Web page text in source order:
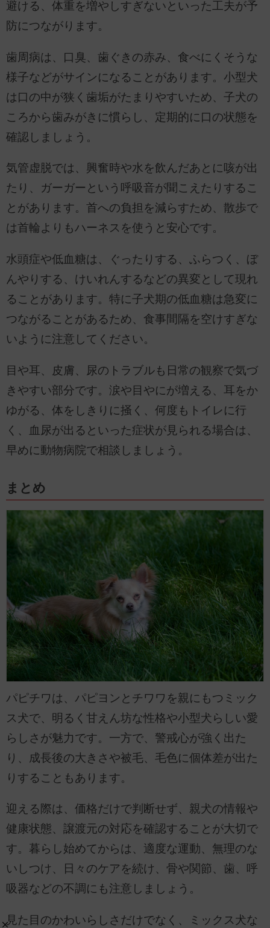
避ける、体重を増やしすぎないといった工夫が予
防につながります。
歯周病は、口臭、歯ぐきの赤み、食べにくそうな
様子などがサインになることがあります。小型犬
は口の中が狭く歯垢がたまりやすいため、子犬の
ころから歯みがきに慣らし、定期的に口の状態を
確認しましょう。
気管虚脱では、興奮時や水を飲んだあとに咳が出
たり、ガーガーという呼吸音が聞こえたりするこ
とがあります。首への負担を減らすため、散歩で
は首輪よりもハーネスを使うと安心です。
水頭症や低血糖は、ぐったりする、ふらつく、ぼ
んやりする、けいれんするなどの異変として現れ
ることがあります。特に子犬期の低血糖は急変に
つながることがあるため、食事間隔を空けすぎな
いように注意してください。
目や耳、皮膚、尿のトラブルも日常の観察で気づ
きやすい部分です。涙や目やにが増える、耳をか
ゆがる、体をしきりに掻く、何度もトイレに行
く、血尿が出るといった症状が見られる場合は、
早めに動物病院で相談しましょう。
まとめ
パピチワは、パピヨンとチワワを親にもつミック
ス犬で、明るく甘えん坊な性格や小型犬らしい愛
らしさが魅力です。一方で、警戒心が強く出た
り、成長後の大きさや被毛、毛色に個体差が出た
りすることもあります。
迎える際は、価格だけで判断せず、親犬の情報や
健康状態、譲渡元の対応を確認することが大切で
す。暮らし始めてからは、適度な運動、無理のな
いしつけ、日々のケアを続け、骨や関節、歯、呼
吸器などの不調にも注意しましょう。
見た目のかわいらしさだけでなく、ミックス犬な